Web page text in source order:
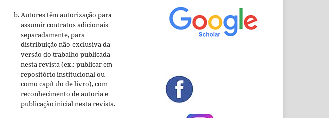
Autores têm autorização para
assumir contratos adicionais
separadamente, para
distribuição não-exclusiva da
versão do trabalho publicada
nesta revista (ex.: publicar em
repositório institucional ou
como capítulo de livro), com
reconhecimento de autoria e
publicação inicial nesta revista.